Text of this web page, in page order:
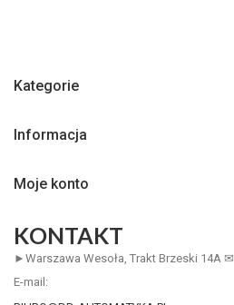
Kategorie
Informacja
Moje konto
KONTAKT
►Warszawa Wesoła, Trakt Brzeski 14A ✉
E-mail: